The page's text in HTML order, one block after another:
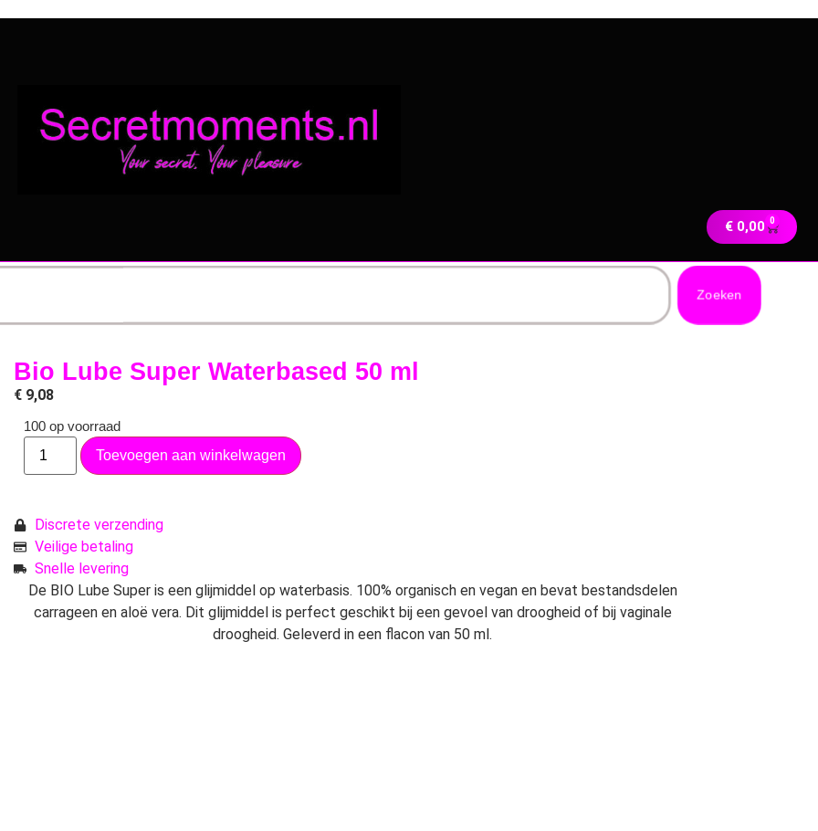
€0,00 0
Zoeken
Bio Lube Super Waterbased 50 ml
€ 9,08
100 op voorraad
Toevoegen aan winkelwagen
Discrete verzending
Veilige betaling
Snelle levering
De BIO Lube Super is een glijmiddel op waterbasis. 100% organisch en vegan en bevat bestandsdelen
carrageen en aloë vera. Dit glijmiddel is perfect geschikt bij een gevoel van droogheid of bij vaginale
droogheid. Geleverd in een flacon van 50 ml.